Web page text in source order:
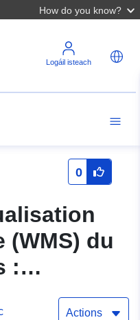
How do you know?
Logáil isteach
0
(WMS) du
:
Actions